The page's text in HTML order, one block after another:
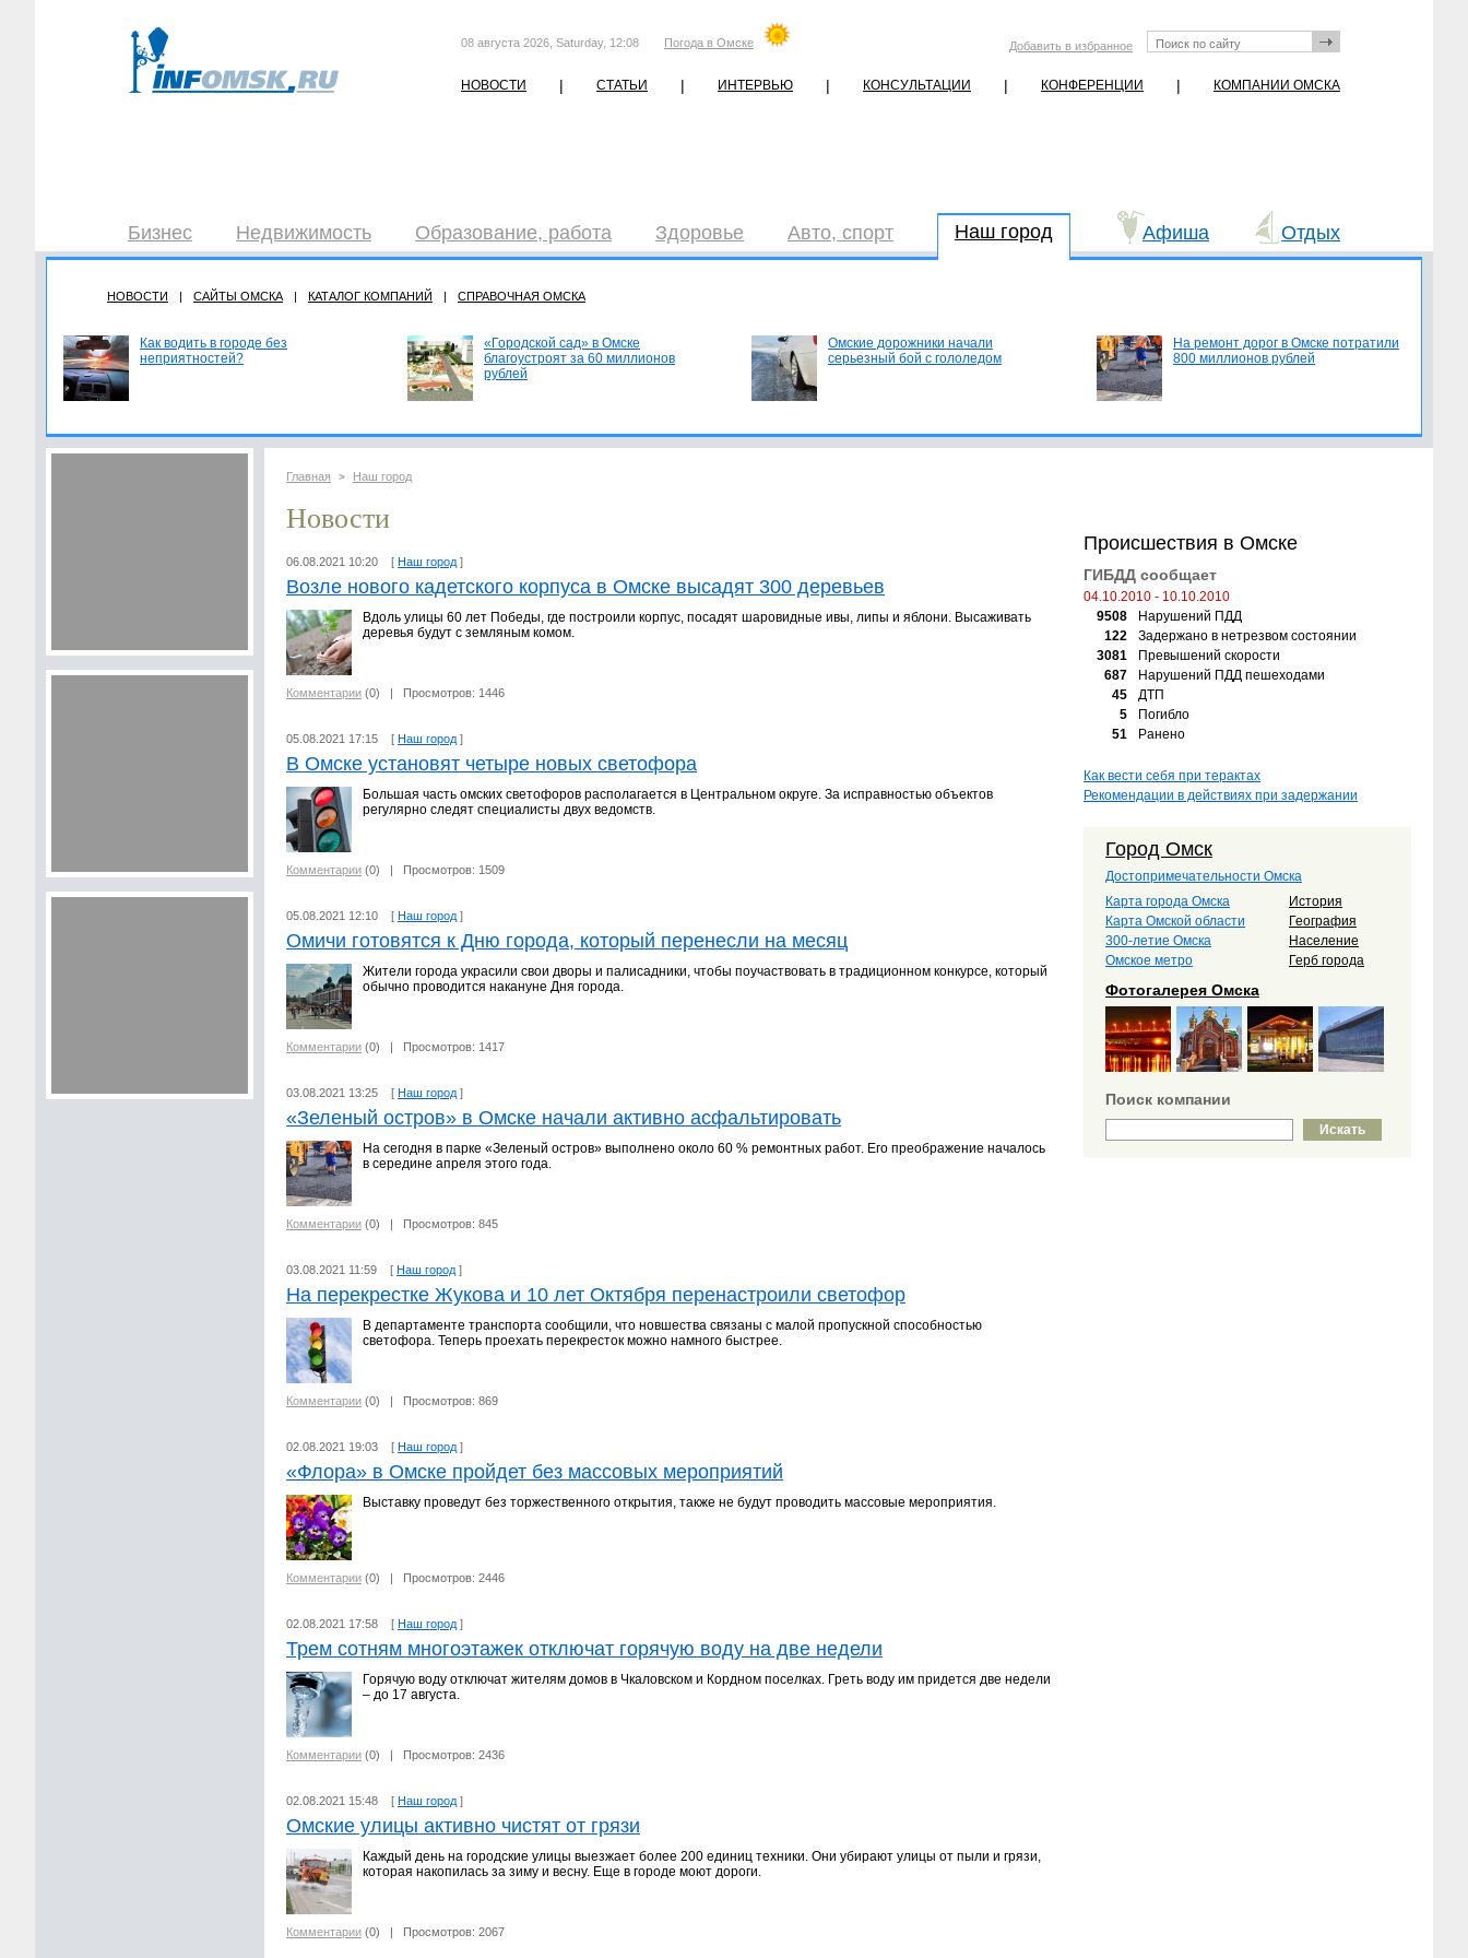
08 августа 2026, Saturday, 12:08 Погода в Омске Добавить в избранное
НОВОСТИ | СТАТЬИ | ИНТЕРВЬЮ | КОНСУЛЬТАЦИИ | КОНФЕРЕНЦИИ | КОМПАНИИ ОМСКА
Бизнес Недвижимость Образование, работа Здоровье Авто, спорт Наш город Афиша Отдых
НОВОСТИ | САЙТЫ ОМСКА | КАТАЛОГ КОМПАНИЙ | СПРАВОЧНАЯ ОМСКА
Как водить в городе без
неприятностей?
«Городской сад» в Омске
благоустроят за 60 миллионов
рублей
Омские дорожники начали
серьезный бой с гололедом
На ремонт дорог в Омске потратили
800 миллионов рублей
Главная > Наш город
Новости
06.08.2021 10:20 [ Наш город ]
Возле нового кадетского корпуса в Омске высадят 300 деревьев
Вдоль улицы 60 лет Победы, где построили корпус, посадят шаровидные ивы, липы и яблони. Высаживать
деревья будут с земляным комом.
Комментарии (0) | Просмотров: 1446
05.08.2021 17:15 [ Наш город ]
В Омске установят четыре новых светофора
Большая часть омских светофоров располагается в Центральном округе. За исправностью объектов
регулярно следят специалисты двух ведомств.
Комментарии (0) | Просмотров: 1509
05.08.2021 12:10 [ Наш город ]
Омичи готовятся к Дню города, который перенесли на месяц
Жители города украсили свои дворы и палисадники, чтобы поучаствовать в традиционном конкурсе, который
обычно проводится накануне Дня города.
Комментарии (0) | Просмотров: 1417
03.08.2021 13:25 [ Наш город ]
«Зеленый остров» в Омске начали активно асфальтировать
На сегодня в парке «Зеленый остров» выполнено около 60 % ремонтных работ. Его преображение началось
в середине апреля этого года.
Комментарии (0) | Просмотров: 845
03.08.2021 11:59 [ Наш город ]
На перекрестке Жукова и 10 лет Октября перенастроили светофор
В департаменте транспорта сообщили, что новшества связаны с малой пропускной способностью
светофора. Теперь проехать перекресток можно намного быстрее.
Комментарии (0) | Просмотров: 869
02.08.2021 19:03 [ Наш город ]
«Флора» в Омске пройдет без массовых мероприятий
Выставку проведут без торжественного открытия, также не будут проводить массовые мероприятия.
Комментарии (0) | Просмотров: 2446
02.08.2021 17:58 [ Наш город ]
Трем сотням многоэтажек отключат горячую воду на две недели
Горячую воду отключат жителям домов в Чкаловском и Кордном поселках. Греть воду им придется две недели
– до 17 августа.
Комментарии (0) | Просмотров: 2436
02.08.2021 15:48 [ Наш город ]
Омские улицы активно чистят от грязи
Каждый день на городские улицы выезжает более 200 единиц техники. Они убирают улицы от пыли и грязи,
которая накопилась за зиму и весну. Еще в городе моют дороги.
Комментарии (0) | Просмотров: 2067
Происшествия в Омске
ГИБДД сообщает
04.10.2010 - 10.10.2010
9508
Нарушений ПДД
122
Задержано в нетрезвом состоянии
3081
Превышений скорости
687
Нарушений ПДД пешеходами
45
ДТП
5
Погибло
51
Ранено
Как вести себя при терактах
Рекомендации в действиях при задержании
Город Омск
Достопримечательности Омска
Карта города Омска
Карта Омской области
300-летие Омска
Омское метро
История
География
Население
Герб города
Фотогалерея Омска
Поиск компании